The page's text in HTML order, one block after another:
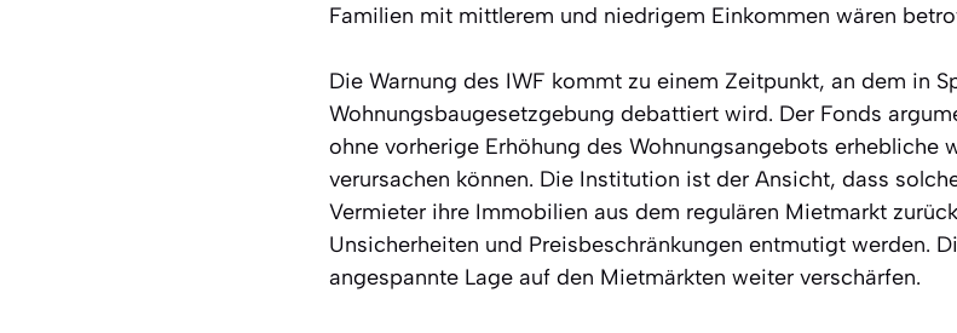
Familien mit mittlerem und niedrigem Einkommen wären
Die Warnung des IWF kommt zu einem Zeitpunkt, an dem in
Wohnungsbaugesetzgebung debattiert wird. Der Fonds
ohne vorherige Erhöhung des Wohnungsangebots erhebliche
verursachen können. Die Institution ist der Ansicht, dass
Vermieter ihre Immobilien aus dem regulären Mietmarkt
Unsicherheiten und Preisbeschränkungen entmutigt werden.
angespannte Lage auf den Mietmärkten weiter verschärfen.